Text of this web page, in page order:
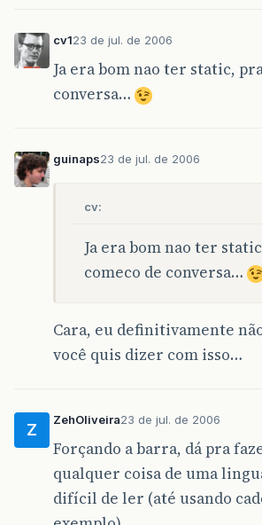
cv123 de jul. de 2006
Ja era bom nao ter static,
conversa…
guinaps23 de jul. de 2006
cv:
Ja era bom nao ter
comeco de conversa…
Cara, eu definitivamente
você quis dizer com isso…
Z
ZehOliveira23 de jul. de 2006
Forçando a barra, dá pra
qualquer coisa de uma
difícil de ler (até usando